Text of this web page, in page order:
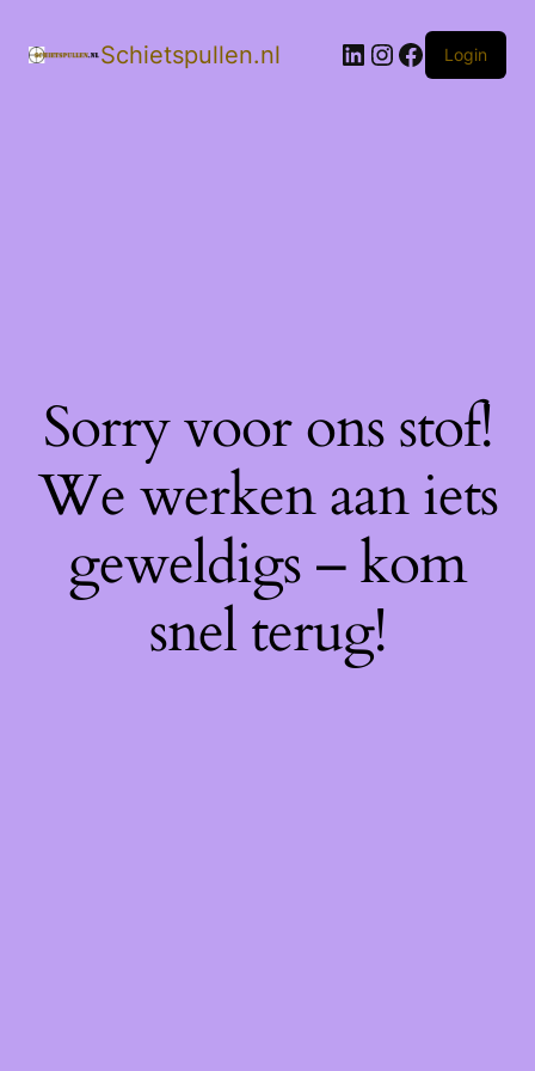
Schietspullen.nl LinkedIn
Instagram
Facebook
Login
Sorry voor ons stof!
We werken aan iets
geweldigs – kom
snel terug!